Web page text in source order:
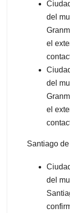
del
el
del
el
Santiago
del